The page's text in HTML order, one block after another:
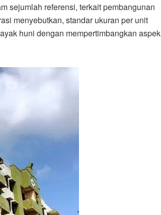
sejumlah referensi, terkait pembangunan
menyebutkan, standar ukuran per unit
huni dengan mempertimbangkan aspek